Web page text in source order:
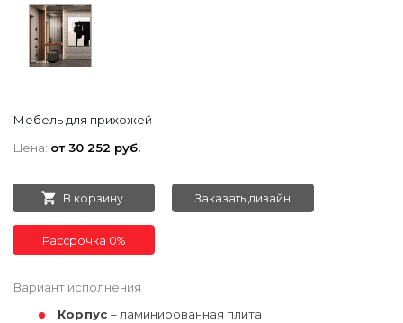
Мебель для прихожей
Цена: от 30 252 руб.
В корзину Заказать дизайн
Рассрочка 0%
Вариант исполнения
Корпус – ламинированная плита